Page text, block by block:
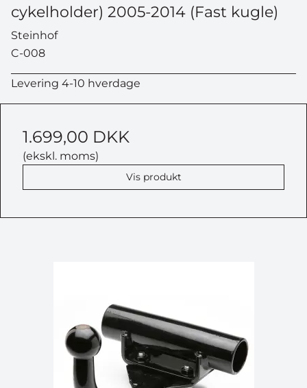
cykelholder) 2005-2014 (Fast kugle)
Steinhof
C-008
Levering 4-10 hverdage
1.699,00 DKK
(ekskl. moms)
Vis produkt